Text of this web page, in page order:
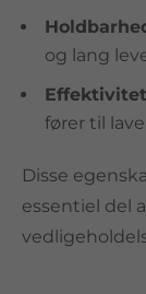
og lang
Effektivitet
fører til
Disse
essentiel del